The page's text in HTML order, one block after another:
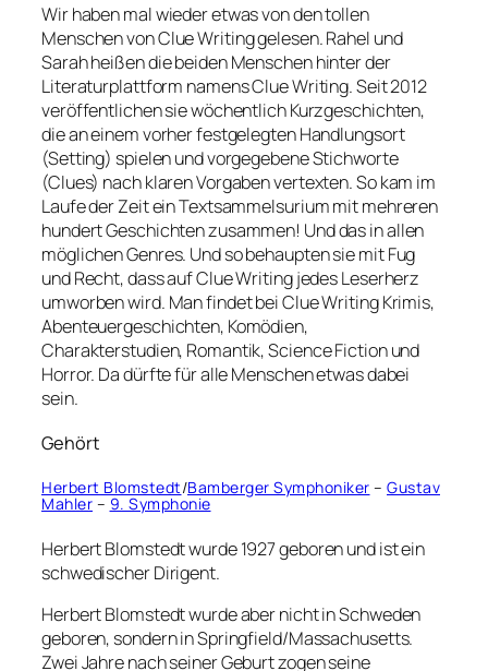
Wir haben mal wieder etwas von den tollen
Menschen von Clue Writing gelesen. Rahel und
Sarah heißen die beiden Menschen hinter der
Literaturplattform namens Clue Writing. Seit 2012
veröffentlichen sie wöchentlich Kurzgeschichten,
die an einem vorher festgelegten Handlungsort
(Setting) spielen und vorgegebene Stichworte
(Clues) nach klaren Vorgaben vertexten. So kam im
Laufe der Zeit ein Textsammelsurium mit mehreren
hundert Geschichten zusammen! Und das in allen
möglichen Genres. Und so behaupten sie mit Fug
und Recht, dass auf Clue Writing jedes Leserherz
umworben wird. Man findet bei Clue Writing Krimis,
Abenteuergeschichten, Komödien,
Charakterstudien, Romantik, Science Fiction und
Horror. Da dürfte für alle Menschen etwas dabei
sein.
Gehört
Herbert Blomstedt/Bamberger Symphoniker – Gustav
Mahler – 9. Symphonie
Herbert Blomstedt wurde 1927 geboren und ist ein
schwedischer Dirigent.
Herbert Blomstedt wurde aber nicht in Schweden
geboren, sondern in Springfield/Massachusetts.
Zwei Jahre nach seiner Geburt zogen seine